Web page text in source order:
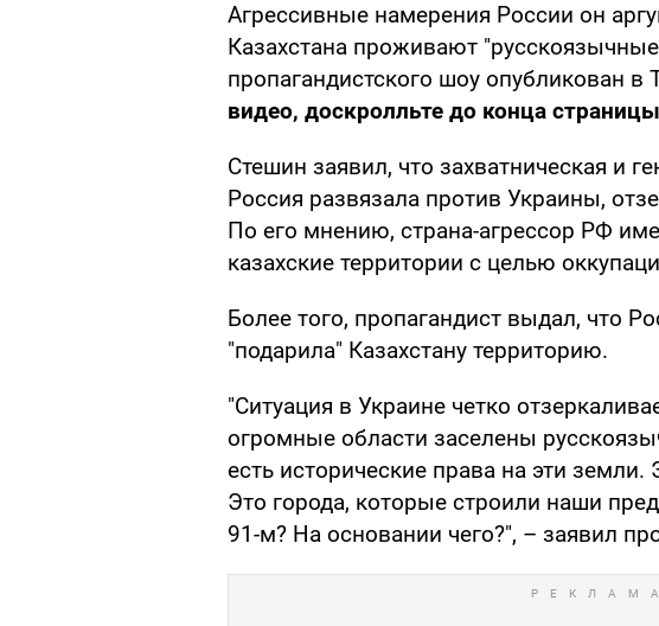
Агрессивные намерения России он
Казахстана проживают
пропагандистского шоу опубликован в
видео, доскролльте до конца
Стешин заявил, что захватническая и
Россия развязала против Украины,
По его мнению, страна-агрессор РФ
казахские территории с целью
Более того, пропагандист выдал, что
"подарила" Казахстану территорию.
"Ситуация в Украине четко
огромные области заселены
есть исторические права на эти
Это города, которые строили наши
91-м? На основании чего?", – заявил